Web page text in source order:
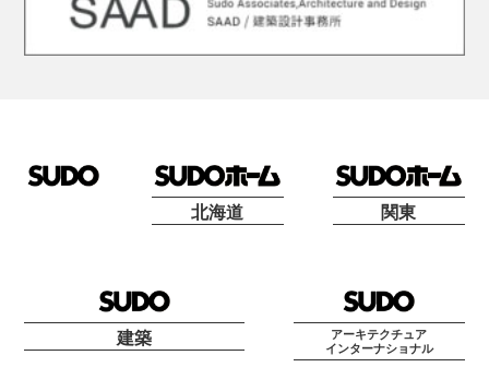
北海道 関東
建築
アーキテクチュア
インターナショナル